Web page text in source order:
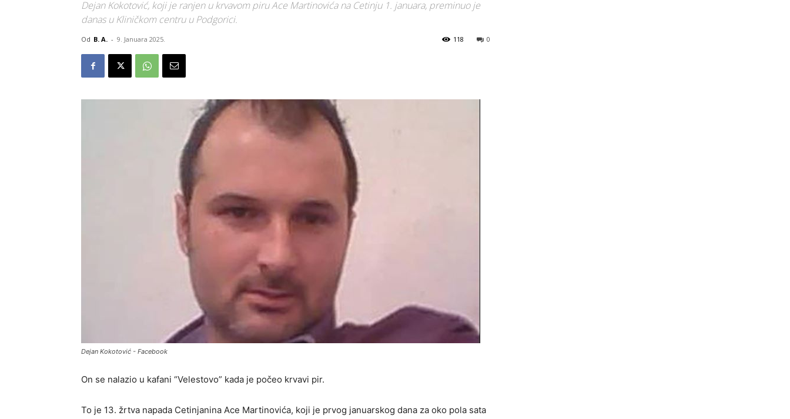
Dejan Kokotović, koji je ranjen u krvavom piru Ace Martinovića na Cetinju 1. januara, preminuo je
danas u Kliničkom centru u Podgorici.
Od B. A. - 9. Januara 2025. 0
118
Dejan Kokotović - Facebook
On se nalazio u kafani “Velestovo” kada je počeo krvavi pir.
To je 13. žrtva napada Cetinjanina Ace Martinovića, koji je prvog januarskog dana za oko pola sata